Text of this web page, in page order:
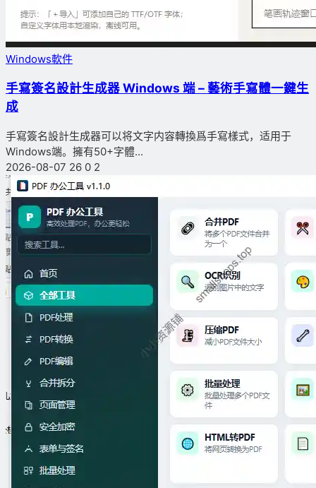
Windows軟件
手寫簽名設計生成器 Windows 端 – 藝術手寫體一鍵生
成
手寫簽名設計生成器可以将文字内容轉換爲手寫樣式，适用于
Windows端。擁有50+字體...
2026-08-07 26 0 2